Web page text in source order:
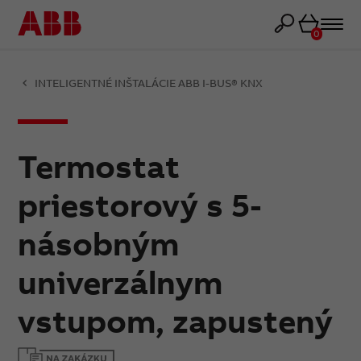
Košík
0
INTELIGENTNÉ INŠTALÁCIE ABB I-BUS® KNX
Termostat
priestorový s 5-
násobným
univerzálnym
vstupom, zapustený